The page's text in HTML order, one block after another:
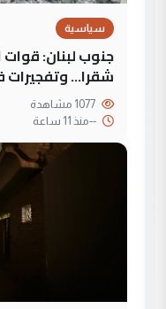
سياسية
جنوب لبنان: قوات
شقرا… وتفجيرات
--منذ 11 ساعة